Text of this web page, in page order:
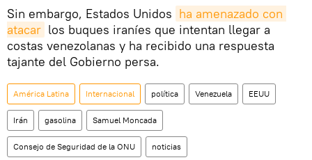
Sin embargo, Estados Unidos ha amenazado con
atacar los buques iraníes que intentan llegar a
costas venezolanas y ha recibido una respuesta
tajante del Gobierno persa.
América Latina Internacional política Venezuela EEUU
Irán gasolina Samuel Moncada
Consejo de Seguridad de la ONU noticias